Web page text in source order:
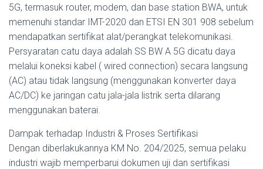
5G, termasuk router, modem, dan base station BWA, untuk
memenuhi standar IMT-2020 dan ETSI EN 301 908 sebelum
mendapatkan sertifikat alat/perangkat telekomunikasi.
Persyaratan catu daya adalah SS BW A 5G dicatu daya
melalui koneksi kabel ( wired connection) secara langsung
(AC) atau tidak langsung (menggunakan konverter daya
AC/DC) ke jaringan catu jala-jala listrik serta dilarang
menggunakan baterai.
Dampak terhadap Industri & Proses Sertifikasi
Dengan diberlakukannya KM No. 204/2025, semua pelaku
industri wajib memperbarui dokumen uji dan sertifikasi